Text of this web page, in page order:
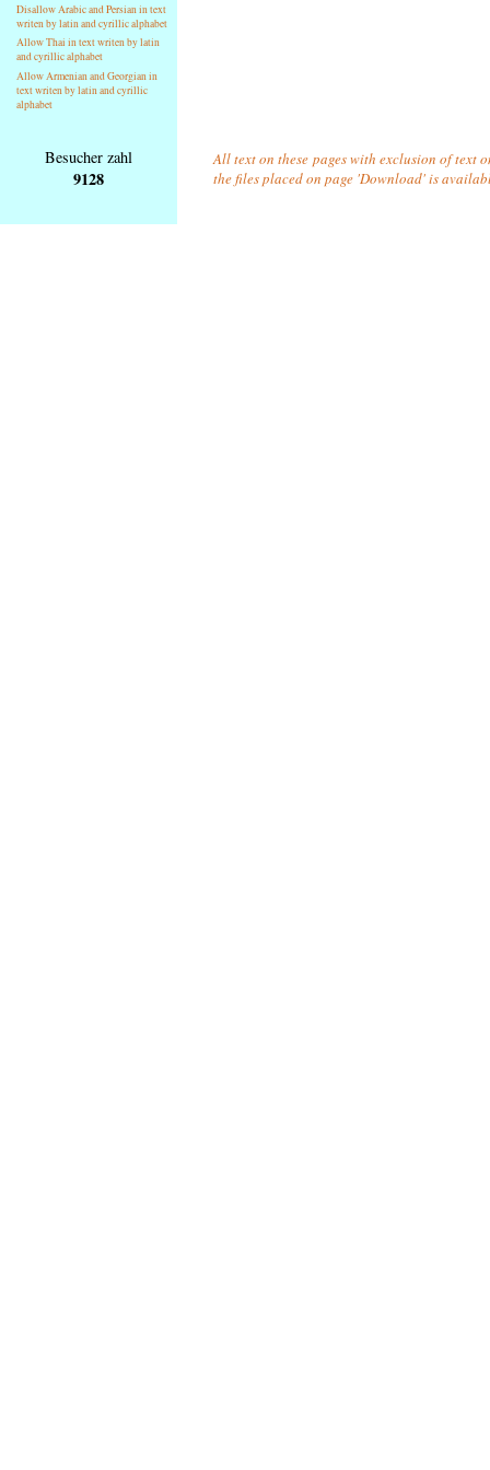
Disallow Arabic and Persian in text
writen by latin and cyrillic alphabet
Allow Thai in text writen by latin
and cyrillic alphabet
Allow Armenian and Georgian in
text writen by latin and cyrillic
alphabet
Besucher zahl
9128
All text on these pages with exclusion of text
the files placed on page 'Download' is